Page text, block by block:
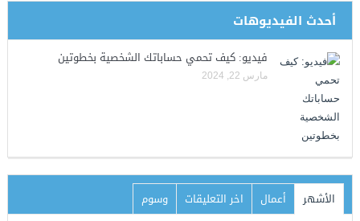
أحدث الفيديوهات
فيديو: كيف تحمي حساباتك الشخصية بخطوتين
مارس 22, 2024
الأشهر أعمال اخر التعليقات
وسوم